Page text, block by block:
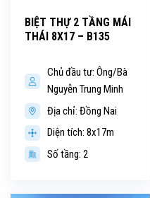
BIỆT THỰ 2 TẦNG MÁI
THÁI 8X17 – B135
Chủ đầu tư: Ông/Bà
Nguyễn Trung Minh
Địa chỉ: Đồng Nai
Diện tích: 8x17m
Số tầng: 2